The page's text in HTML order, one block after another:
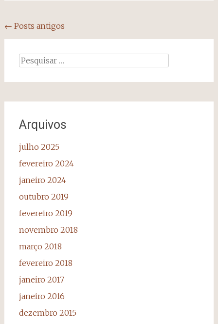
Navegação
dos
posts
← Posts antigos
Pesquisar
Arquivos
julho 2025
fevereiro 2024
janeiro 2024
outubro 2019
fevereiro 2019
novembro 2018
março 2018
fevereiro 2018
janeiro 2017
janeiro 2016
dezembro 2015